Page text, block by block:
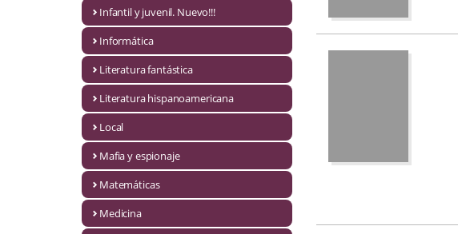
Infantil y juvenil
Infantil y juvenil. Nuevo!!
Infantil y juvenil. Nuevo!!!
Literatura fantástica
Infantil y juvenil. Nuevo!!!
Informática
Literatura fantástica
Literatura hispanoamericana
Local
Mafia y espionaje
Matemáticas
Medicina